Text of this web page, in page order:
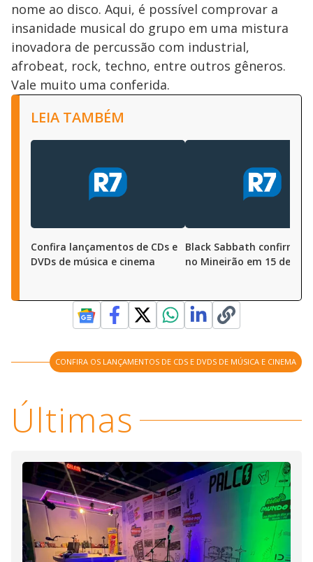
nome ao disco. Aqui, é possível comprovar a
insanidade musical do grupo em uma mistura
inovadora de percussão com industrial,
afrobeat, rock, techno, entre outros gêneros.
Vale muito uma conferida.
LEIA TAMBÉM
Confira lançamentos de CDs e
DVDs de música e cinema
Black Sabbath confirma
no Mineirão em 15 de
CONFIRA OS LANÇAMENTOS DE CDS E DVDS DE MÚSICA E CINEMA
Últimas